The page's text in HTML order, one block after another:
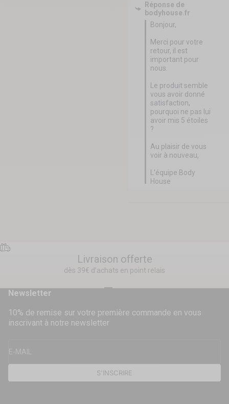
Réponse de
bodyhouse.fr
Bonjour,
Merci pour votre
retour, il est
important pour
nous.
Le produit semble
vous avoir donné
satisfaction,
pourquoi ne pas lui
avoir mis 5 étoiles
?
Au plaisir de vous
voir à nouveau,
L'équipe Body
House
Livraison offerte
dès 39€ d’achats en point relais
Newsletter
10% de remise sur votre première commande en vous
inscrivant à notre newsletter
E-MAIL
S'INSCRIRE